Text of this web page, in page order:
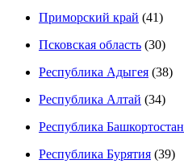
Приморский край (41)
Псковская область (30)
Республика Адыгея (38)
Республика Алтай (34)
Республика Башкортостан
Республика Бурятия (39)